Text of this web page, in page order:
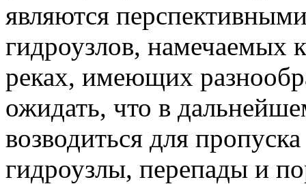
являются
гидроузлов, намечаемых
реках, имеющих
ожидать, что в
возводиться для
гидроузлы, перепады и